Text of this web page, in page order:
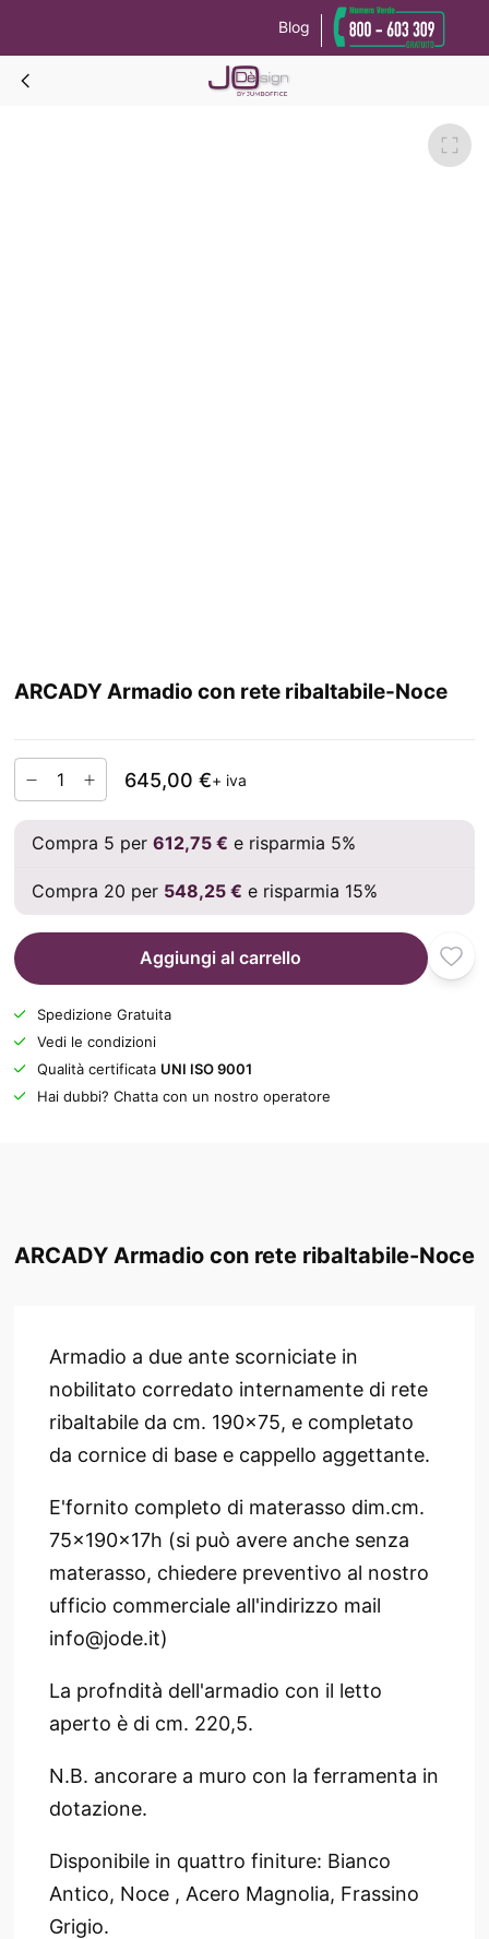
Blog
ARCADY Armadio con rete ribaltabile-Noce
ARCADY Armadio con rete ribaltabile-Noce
645,00 €+ iva
Compra 5 per 612,75 € e risparmia 5%
Compra 20 per 548,25 € e risparmia 15%
Aggiungi al carrello
Spedizione Gratuita
Vedi le condizioni
Qualità certificata UNI ISO 9001
Hai dubbi? Chatta con un nostro operatore
ARCADY Armadio con rete ribaltabile-Noce
Armadio a due ante scorniciate in
nobilitato corredato internamente di rete
ribaltabile da cm. 190x75, e completato
da cornice di base e cappello aggettante.
E'fornito completo di materasso dim.cm.
75x190x17h (si può avere anche senza
materasso, chiedere preventivo al nostro
ufficio commerciale all'indirizzo mail
info@jode.it)
La profndità dell'armadio con il letto
aperto è di cm. 220,5.
N.B. ancorare a muro con la ferramenta in
dotazione.
Disponibile in quattro finiture: Bianco
Antico, Noce , Acero Magnolia, Frassino
Grigio.
Informativa sulla raccolta
Le tue preferenze relative alla privacy